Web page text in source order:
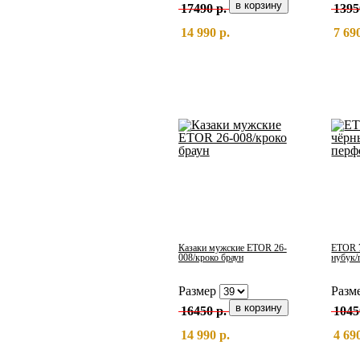
17490 р.
14 990 р.
7
Казаки мужские ETOR 26-
008/кроко браун
Размер
16450 р.
14 990 р.
ETOR
4